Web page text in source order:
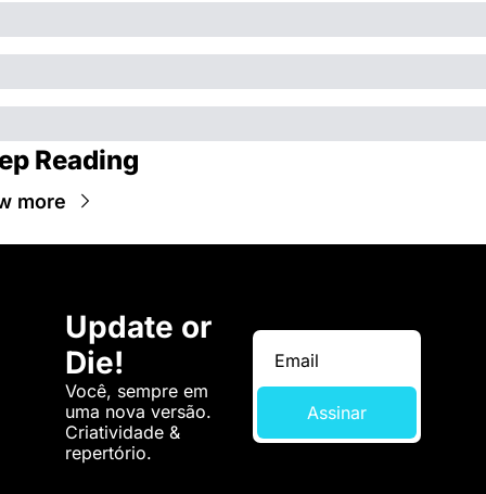
Reading
more
Update or
Die!
Você, sempre em
uma nova versão.
Criatividade &
repertório.
Assinar